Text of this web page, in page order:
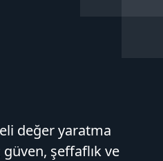
değer yaratma
güven, şeffaflık ve